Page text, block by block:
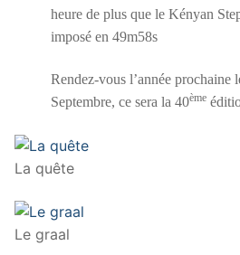
heure de plus que le Kényan
imposé en 49m58s
Rendez-vous l’année prochaine
Septembre, ce sera la 40ème
La quête
Le graal